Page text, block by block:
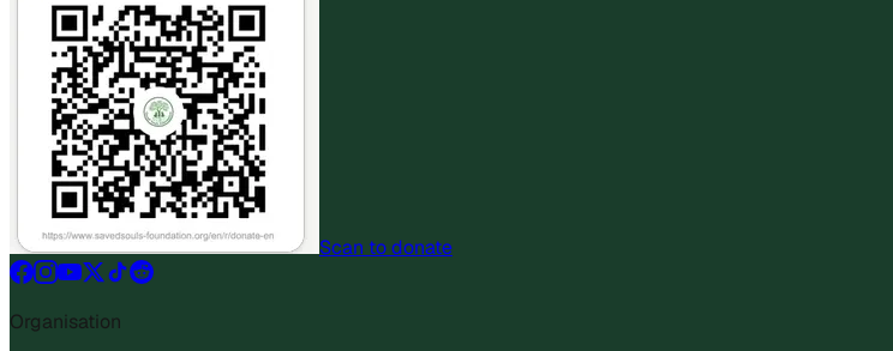
Scan to donate
Organisation